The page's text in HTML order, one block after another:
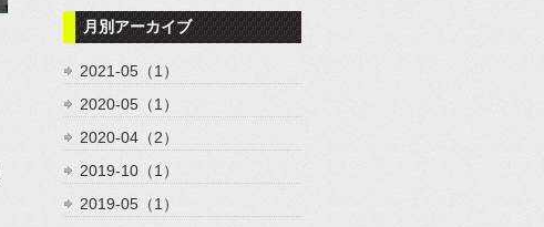
月別アーカイブ
2021-05（1）
2020-05（1）
2020-04（2）
2019-10（1）
2019-05（1）